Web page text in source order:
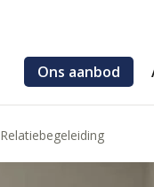
Ons aanbod
Relatiebegeleiding